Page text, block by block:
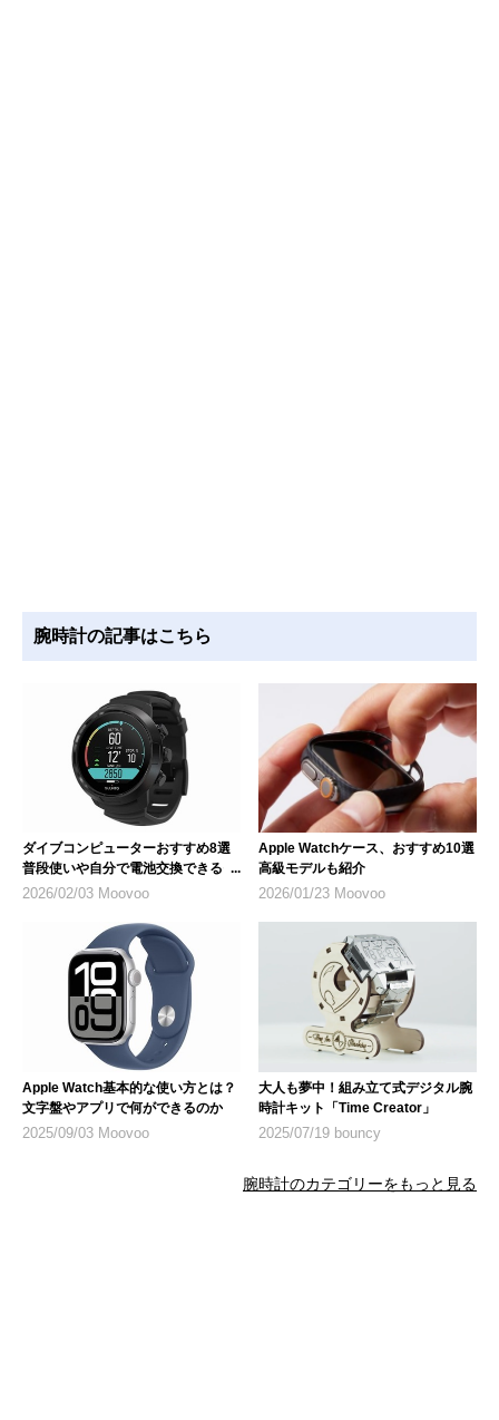
腕時計の記事はこちら
ダイブコンピューターおすすめ8選
普段使いや自分で電池交換できるモ
デルを紹介
2026/02/03 Moovoo
Apple Watchケース、おすすめ10選
高級モデルも紹介
2026/01/23 Moovoo
Apple Watch基本的な使い方とは？
文字盤やアプリで何ができるのか
2025/09/03 Moovoo
大人も夢中！組み立て式デジタル腕
時計キット「Time Creator」
2025/07/19 bouncy
腕時計のカテゴリーをもっと見る